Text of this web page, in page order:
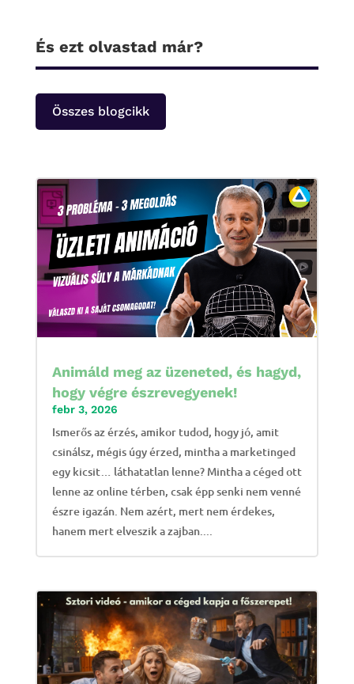
És ezt olvastad már?
Összes blogcikk
Animáld meg az üzeneted, és hagyd,
hogy végre észrevegyenek!
febr 3, 2026
Ismerős az érzés, amikor tudod, hogy jó, amit
csinálsz, mégis úgy érzed, mintha a marketinged
egy kicsit… láthatatlan lenne? Mintha a céged ott
lenne az online térben, csak épp senki nem venné
észre igazán. Nem azért, mert nem érdekes,
hanem mert elveszik a zajban....